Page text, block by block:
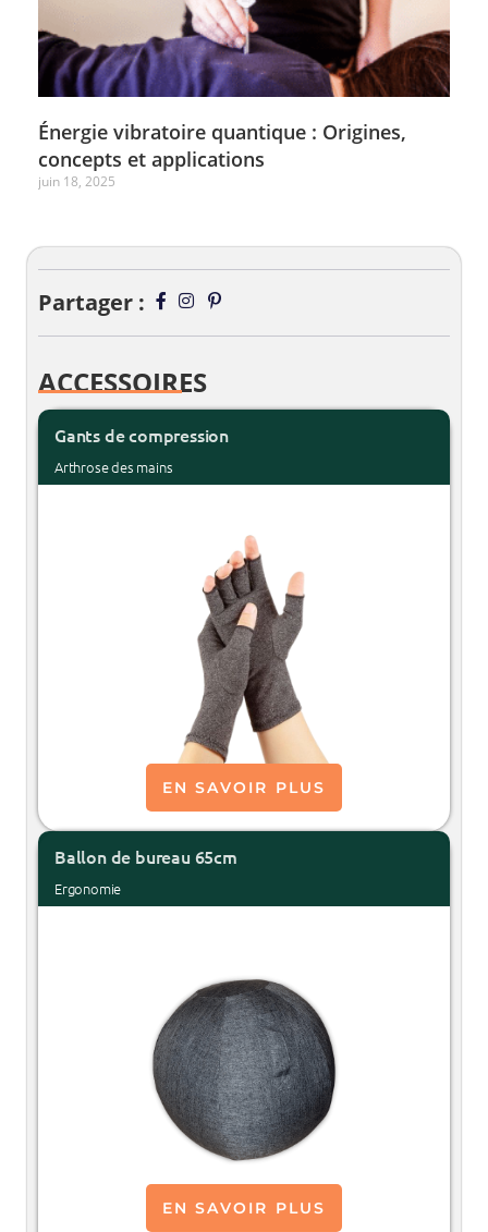
Énergie vibratoire quantique : Origines,
concepts et applications
juin 18, 2025
Partager :
ACCESSOIRES
Gants de compression
Arthrose des mains
EN SAVOIR PLUS
Ballon de bureau 65cm
Ergonomie
EN SAVOIR PLUS